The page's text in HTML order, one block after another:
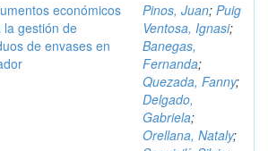
económicos
la gestión de
de envases en
Pinos, Juan; Puig
Ventosa, Ignasi;
Banegas,
Fernanda;
Quezada, Fanny;
Delgado,
Gabriela;
Orellana, Nataly;